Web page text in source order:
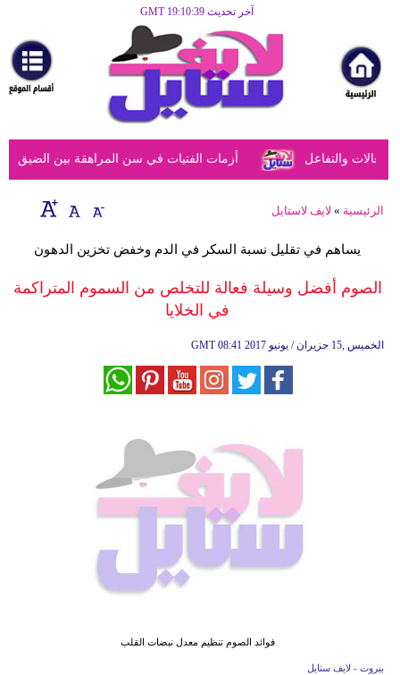
آخر تحديث GMT 19:10:39
مرأة
أزياء
أزياء
إسلامية
صحة
أزمات الفتيات في سن المراهقة بين الضيق والتفاعل
الرئيسية » لايف لاستايل
يساهم في تقليل نسبة السكر في الدم وخفض تخزين الدهون
الصوم أفضل وسيلة فعالة للتخلص من السموم المتراكمة
في الخلايا
GMT 08:41 2017 الخميس ,15 حزيران / يونيو
فوائد الصوم تنظيم معدل نبضات القلب
بيروت - لايف ستايل